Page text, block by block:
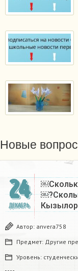
Новые
24
ДЕКАБРЬ
Автор: anvera758
Предмет: Другие
Уровень: